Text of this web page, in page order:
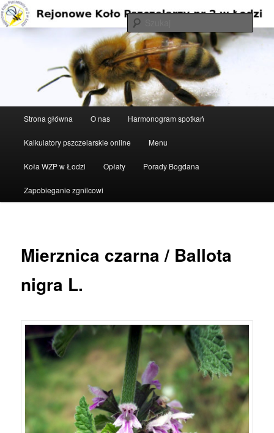
Przeskocz
do
tekstu
Rejonowe Koło Pszczelarzy nr 2 w
Łodzi
Strona główna O nas Harmonogram spotkań
Kalkulatory pszczelarskie online Menu
Koła WZP w Łodzi Opłaty Porady Bogdana
Zapobieganie zgnilcowi
Mierznica czarna / Ballota
nigra L.